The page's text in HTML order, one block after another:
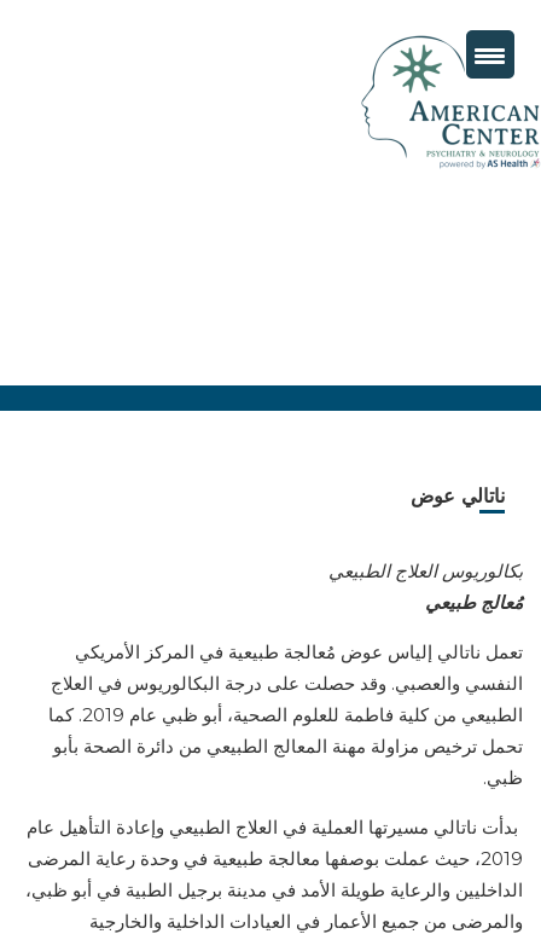
ناتالي عوض
بكالوريوس العلاج الطبيعي
مُعالج طبيعي
تعمل ناتالي إلياس عوض مُعالجة طبيعية في المركز الأمريكي
النفسي والعصبي. وقد حصلت على درجة البكالوريوس في العلاج
الطبيعي من كلية فاطمة للعلوم الصحية، أبو ظبي عام 2019. كما
تحمل ترخيص مزاولة مهنة المعالج الطبيعي من دائرة الصحة بأبو
ظبي.
بدأت ناتالي مسيرتها العملية في العلاج الطبيعي وإعادة التأهيل عام
2019، حيث عملت بوصفها معالجة طبيعية في وحدة رعاية المرضى
الداخليين والرعاية طويلة الأمد في مدينة برجيل الطبية في أبو ظبي،
والمرضى من جميع الأعمار في العيادات الداخلية والخارجية